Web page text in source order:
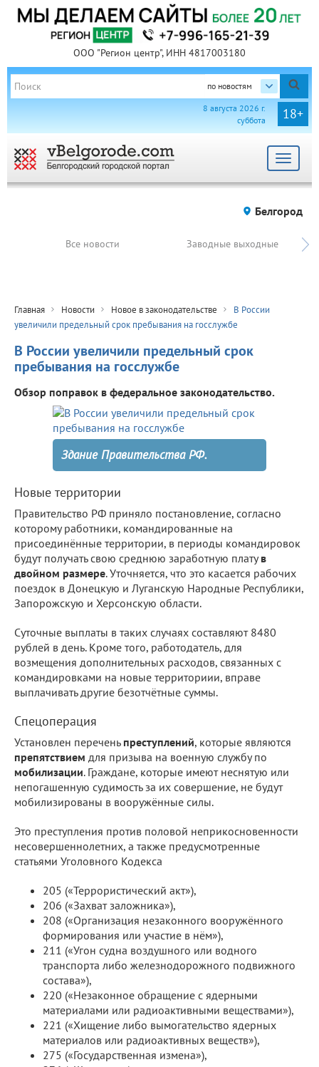
ООО "Регион центр", ИНН 4817003180
по новостям
18+
8 августа 2026 г.
суббота
Toggle
Белгород
Все новости Заводные выходные
Главная Новости Новое в законодательстве
В России
увеличили предельный срок пребывания на госслужбе
В России увеличили предельный срок
пребывания на госслужбе
Обзор поправок в федеральное законодательство.
Здание Правительства РФ.
Новые территории
Правительство РФ приняло постановление, согласно
которому работники, командированные на
присоединённые территории, в периоды командировок
будут получать свою среднюю заработную платув
двойном размере. Уточняется, что это касается рабочих
поездок в Донецкую и Луганскую Народные Республики,
Запорожскую и Херсонскую области.
Суточные выплаты в таких случаях составляют 8480
рублей в день. Кроме того, работодатель, для
возмещения дополнительных расходов, связанных с
командировками на новые территориии, вправе
выплачивать другие безотчётные суммы.
Спецоперация
Установлен перечень преступлений, которые являются
препятствием для призыва на военную службу по
мобилизации. Граждане, которые имеют неснятую или
непогашенную судимость за их совершение, не будут
мобилизированы в вооружённые силы.
Это преступления против половой неприкосновенности
несовершеннолетних, а также предусмотренные
статьями Уголовного Кодекса
205 («Террористический акт»),
206 («Захват заложника»),
208 («Организация незаконного вооружённого
формирования или участие в нём»),
211 («Угон судна воздушного или водного
транспорта либо железнодорожного подвижного
состава»),
220 («Незаконное обращение с ядерными
материалами или радиоактивными веществами»),
221 («Хищение либо вымогательство ядерных
материалов или радиоактивных веществ»),
275 («Государственная измена»),